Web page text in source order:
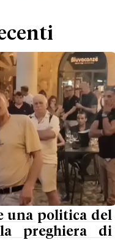
una politica del
preghiera di